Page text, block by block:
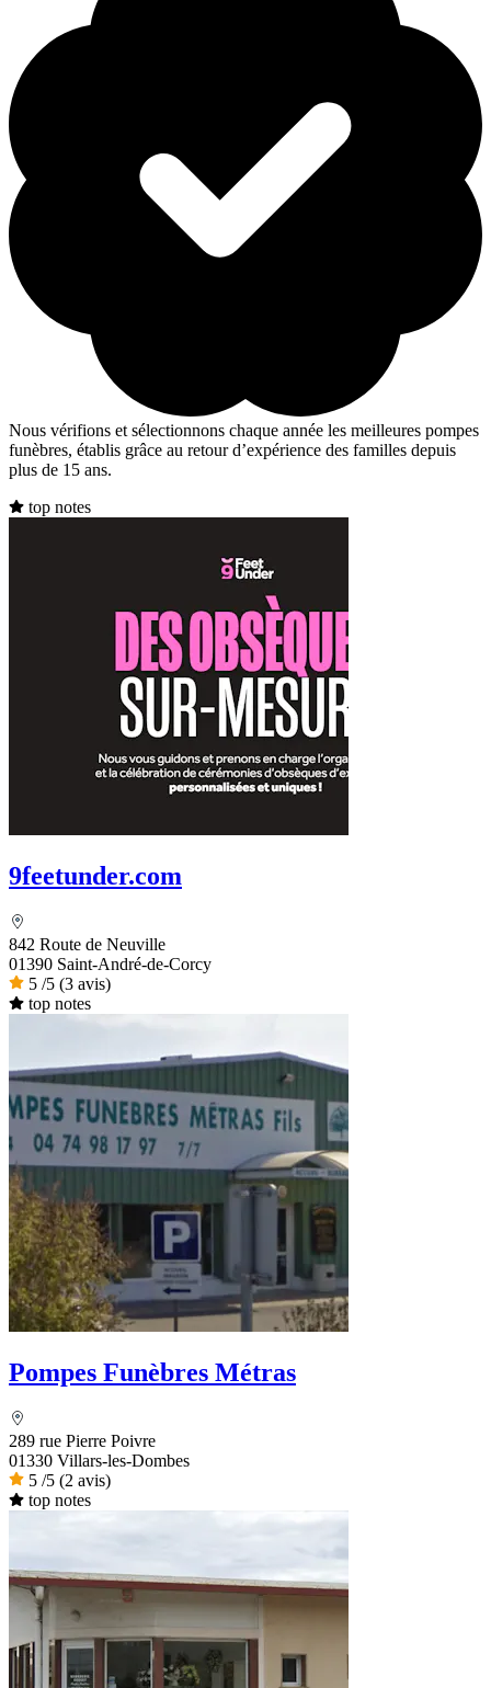
Nous vérifions et sélectionnons chaque année les meilleures pompes
funèbres, établis grâce au retour d’expérience des familles depuis
plus de 15 ans.
top notes
9feetunder.com
842 Route de Neuville
01390 Saint-André-de-Corcy
5 /5 (3 avis)
top notes
Pompes Funèbres Métras
289 rue Pierre Poivre
01330 Villars-les-Dombes
5 /5 (2 avis)
top notes